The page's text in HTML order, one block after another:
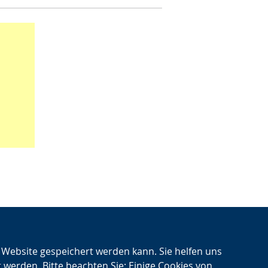
gespeichert werden kann. Sie helfen uns